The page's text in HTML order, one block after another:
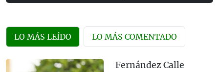
LO MÁS LEÍDO LO MÁS COMENTADO
Fernández Calle